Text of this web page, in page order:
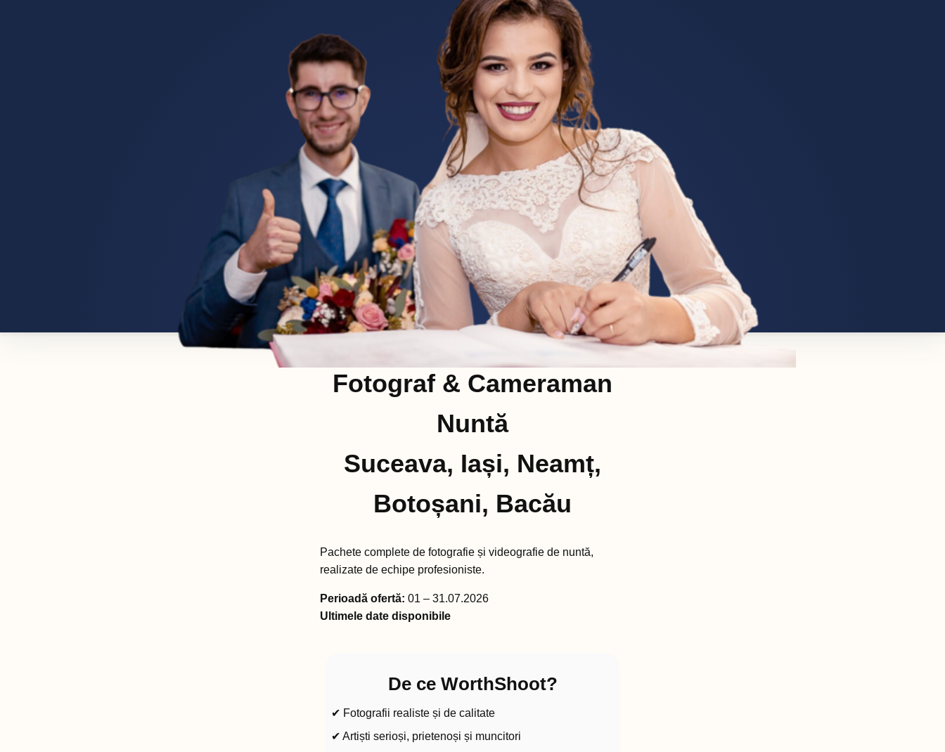
Fotograf & Cameraman
Nuntă
Suceava, Iași, Neamț,
Botoșani, Bacău
Pachete complete de fotografie și videografie de nuntă,
realizate de echipe profesioniste.
Perioadă ofertă: 01 – 31.07.2026
Ultimele date disponibile
De ce WorthShoot?
✔ Fotografii realiste și de calitate
✔ Artiști serioși, prietenoși și muncitori